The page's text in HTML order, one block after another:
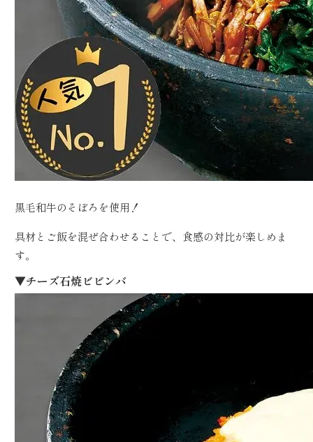
黒毛和牛のそぼろを使用！
具材とご飯を混ぜ合わせることで、食感の対比が楽しめま
す。
▼チーズ石焼ビビンバ